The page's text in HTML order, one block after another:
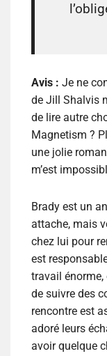
Avis : Je ne
de Jill Shalvis
de lire autre
Magnetism ?
une jolie
m’est
Brady est un
attache, mais
chez lui pour
est
travail énorme,
de suivre des
rencontre est
adoré leurs
avoir quelque